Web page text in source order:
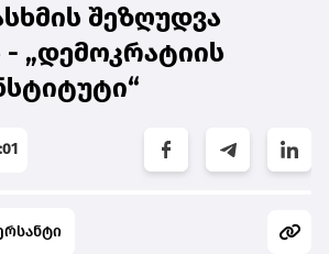
შეზღუდვა
- „დემოკრატიის